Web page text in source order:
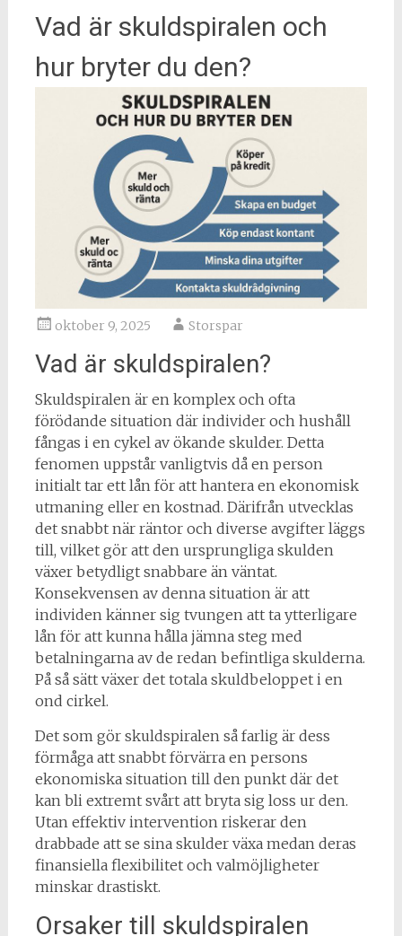
Vad är skuldspiralen och
hur bryter du den?
oktober 9, 2025 Storspar
Vad är skuldspiralen?
Skuldspiralen är en komplex och ofta
förödande situation där individer och hushåll
fångas i en cykel av ökande skulder. Detta
fenomen uppstår vanligtvis då en person
initialt tar ett lån för att hantera en ekonomisk
utmaning eller en kostnad. Därifrån utvecklas
det snabbt när räntor och diverse avgifter läggs
till, vilket gör att den ursprungliga skulden
växer betydligt snabbare än väntat.
Konsekvensen av denna situation är att
individen känner sig tvungen att ta ytterligare
lån för att kunna hålla jämna steg med
betalningarna av de redan befintliga skulderna.
På så sätt växer det totala skuldbeloppet i en
ond cirkel.
Det som gör skuldspiralen så farlig är dess
förmåga att snabbt förvärra en persons
ekonomiska situation till den punkt där det
kan bli extremt svårt att bryta sig loss ur den.
Utan effektiv intervention riskerar den
drabbade att se sina skulder växa medan deras
finansiella flexibilitet och valmöjligheter
minskar drastiskt.
Orsaker till skuldspiralen